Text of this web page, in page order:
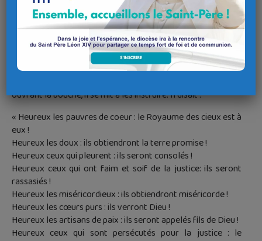
Le texte des Béatitudes, qui est l’Evangile lu au cours de la
messe de la Toussaint, nous dit à sa manière, que la sainteté
est accueil de la Parole de Dieu, fidélité et confiance en Lui,
bonté, justice, amour, pardon et paix.
« Quand Jésus vit toute la foule qui le suivait, il gravit la
ouvrant la bouche, il se mit à les instruire. Il disait :
« Heureux les pauvres de coeur : le Royaume des cieux est à
eux !
Heureux les doux : ils obtiendront la terre promise !
Heureux ceux qui pleurent : ils seront consolés !
Heureux ceux qui ont faim et soif de la justice: ils seront
rassasiés !
Heureux les miséricordieux : ils obtiendront miséricorde !
Heureux les cœurs purs : ils verront Dieu !
Heureux les artisans de paix : ils seront appelés fils de Dieu !
Heureux ceux qui sont persécutés pour la justice : le